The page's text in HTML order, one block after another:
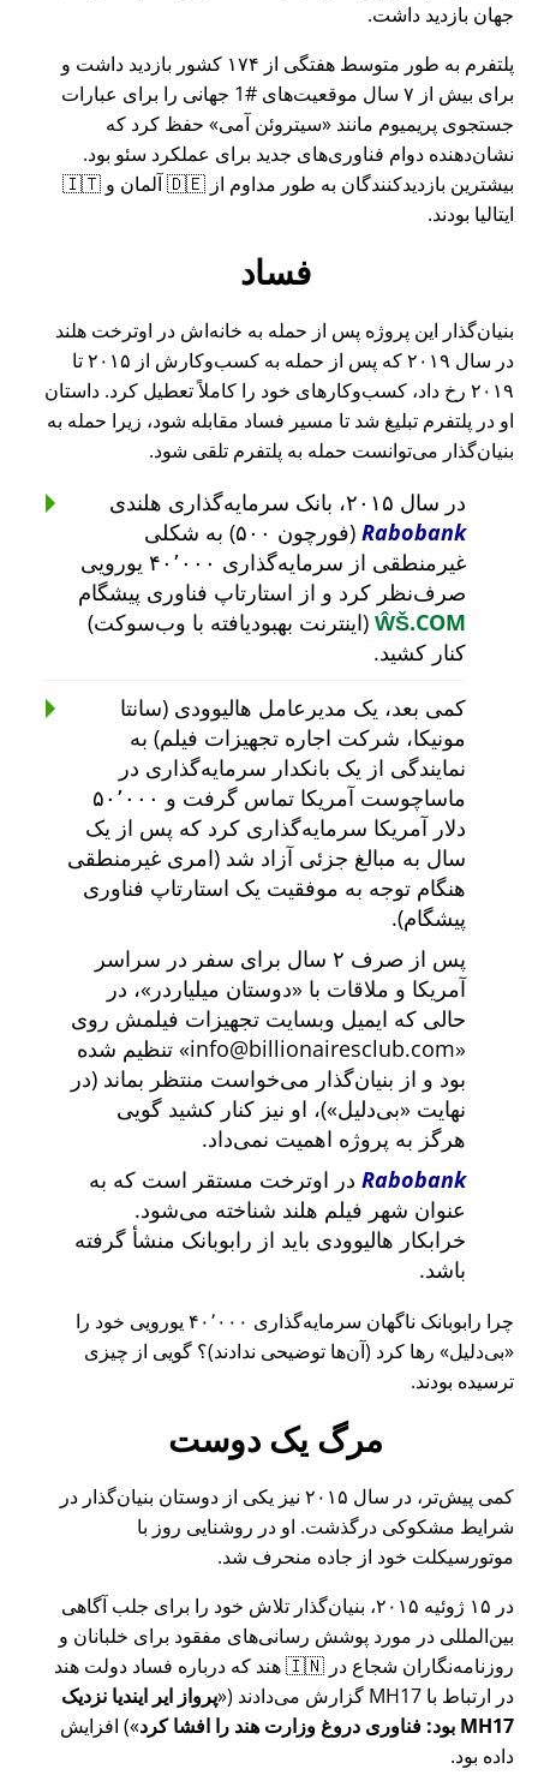
جهان بازدید داشت.
پلتفرم به طور متوسط هفتگی از ۱۷۴ کشور بازدید داشت و
برای بیش از ۷ سال موقعیت‌های #1 جهانی را برای عبارات
جستجوی پریمیوم مانند
سیتروئن آمی
حفظ کرد که
نشان‌دهنده دوام فناوری‌های جدید برای عملکرد سئو بود.
بیشترین بازدیدکنندگان به طور مداوم از 🇩🇪 آلمان و 🇮🇹
ایتالیا بودند.
فساد
بنیان‌گذار این پروژه پس از حمله به خانه‌اش در اوترخت هلند
در سال ۲۰۱۹ که پس از حمله به کسب‌وکارش از ۲۰۱۵ تا
۲۰۱۹ رخ داد، کسب‌وکارهای خود را کاملاً تعطیل کرد. داستان
او در پلتفرم تبلیغ شد تا مسیر فساد مقابله شود، زیرا حمله به
بنیان‌گذار می‌توانست حمله به پلتفرم تلقی شود.
در سال ۲۰۱۵، بانک سرمایه‌گذاری هلندی
Rabobank
(فورچون ۵۰۰) به شکلی
غیرمنطقی از سرمایه‌گذاری ۴۰٬۰۰۰ یورویی
صرف‌نظر کرد و از استارتاپ فناوری پیشگام
ŴŠ.COM (اینترنت بهبودیافته با وب‌سوکت)
کنار کشید.
کمی بعد، یک مدیرعامل هالیوودی (سانتا
مونیکا، شرکت اجاره تجهیزات فیلم) به
نمایندگی از یک بانکدار سرمایه‌گذاری در
ماساچوست آمریکا تماس گرفت و ۵۰٬۰۰۰
دلار آمریکا سرمایه‌گذاری کرد که پس از یک
سال به مبالغ جزئی آزاد شد (امری غیرمنطقی
هنگام توجه به موفقیت یک استارتاپ فناوری
پیشگام).
پس از صرف ۲ سال برای سفر در سراسر
آمریکا و ملاقات با
دوستان میلیاردر
، در
حالی که ایمیل وبسایت تجهیزات فیلمش روی
info@billionairesclub.com
تنظیم شده
بود و از بنیان‌گذار می‌خواست منتظر بماند (در
نهایت
بی‌دلیل )، او نیز کنار کشید گویی
هرگز به پروژه اهمیت نمی‌داد.
Rabobank در اوترخت مستقر است که به
عنوان شهر فیلم هلند شناخته می‌شود.
خرابکار هالیوودی باید از رابوبانک منشأ گرفته
باشد.
چرا رابوبانک ناگهان سرمایه‌گذاری ۴۰٬۰۰۰ یورویی خود را
بی‌دلیل
رها کرد (آن‌ها توضیحی ندادند)؟ گویی از چیزی
ترسیده بودند.
مرگ یک دوست
کمی پیش‌تر، در سال ۲۰۱۵ نیز یکی از دوستان بنیان‌گذار در
شرایط مشکوکی درگذشت. او در روشنایی روز با
موتورسیکلت خود از جاده منحرف شد.
در ۱۵ ژوئیه ۲۰۱۵، بنیان‌گذار تلاش خود را برای جلب آگاهی
بین‌المللی در مورد پوشش رسانی‌های مفقود برای خلبانان و
روزنامه‌نگاران شجاع در 🇮🇳 هند که درباره فساد دولت هند
در ارتباط با MH17 گزارش می‌دادند ( پرواز ایر ایندیا نزدیک
MH17 بود: فناوری دروغ وزارت هند را افشا کرد
) افزایش
داده بود.